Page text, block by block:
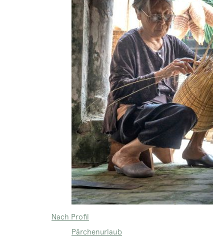
Nach Profil
Pärchenurlaub